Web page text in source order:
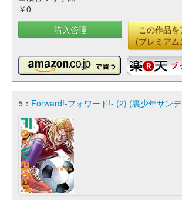
￥0
購入管理
この作品
(プレミア
5： Forward!-フォワード!- (2) (裏少年サン